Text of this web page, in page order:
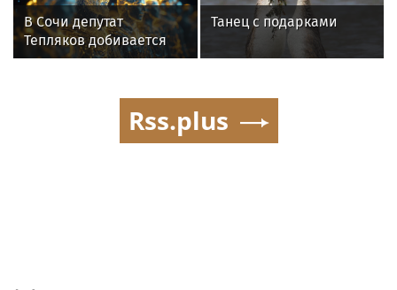
В Сочи депутат
Тепляков добивается
изменений в Генплан
Танец с подарками
Rss.plus